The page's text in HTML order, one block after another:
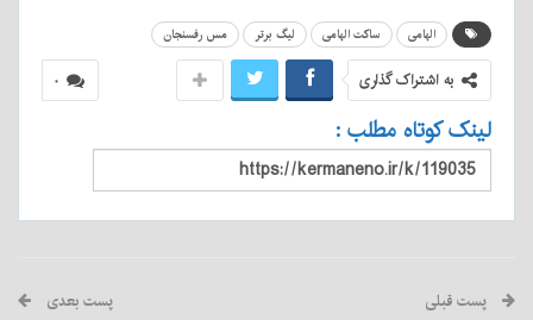
الهامی ساکت الهامی لیگ برتر مس رفسنجان
۰ به اشتراک گذاری
لینک کوتاه مطلب :
پست قبلی پست بعدی